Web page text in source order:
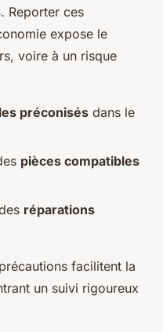
. Reporter ces
expose le
voire à un risque
préconisés dans le
pièces compatibles
réparations
facilitent la
un suivi rigoureux